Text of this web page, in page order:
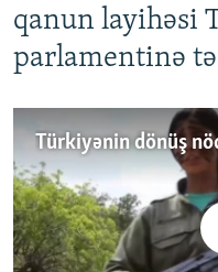
qanun layihəsi
parlamentinə
No media